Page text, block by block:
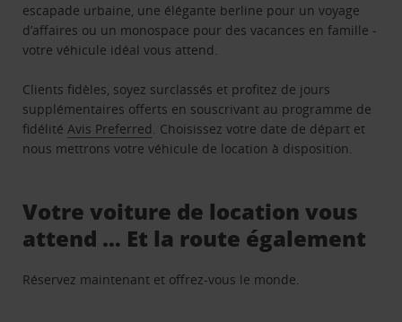
escapade urbaine, une élégante berline pour un voyage
d’affaires ou un monospace pour des vacances en famille -
votre véhicule idéal vous attend.
Clients fidèles, soyez surclassés et profitez de jours
supplémentaires offerts en souscrivant au programme de
fidélité Avis Preferred . Choisissez votre date de départ et
nous mettrons votre véhicule de location à disposition.
Votre voiture de location vous
attend … Et la route également
Réservez maintenant et offrez-vous le monde.